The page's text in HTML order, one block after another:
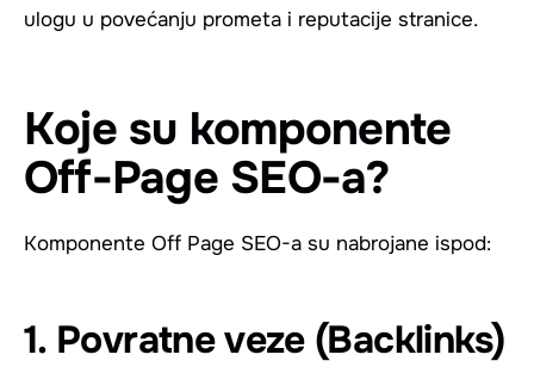
ulogu u povećanju prometa i reputacije stranice.
Koje su komponente
Off-Page SEO-a?
Komponente Off Page SEO-a su nabrojane ispod:
1. Povratne veze (Backlinks)